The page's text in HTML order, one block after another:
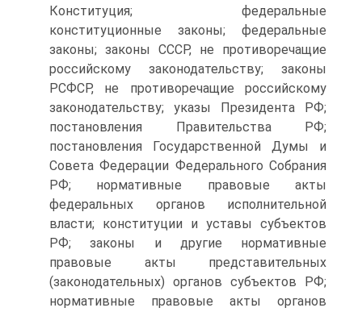
Конституция; федеральные
конституционные законы; федеральные
законы; законы СССР, не противоречащие
российскому законодательству; законы
РСФСР, не противоречащие российскому
законодательству; указы Президента РФ;
постановления Правительства РФ;
постановления Государственной Думы и
Совета Федерации Федерального Собрания
РФ; нормативные правовые акты
федеральных органов исполнительной
власти; конституции и уставы субъектов
РФ; законы и другие нормативные
правовые акты представительных
(законодательных) органов субъектов РФ;
нормативные правовые акты органов